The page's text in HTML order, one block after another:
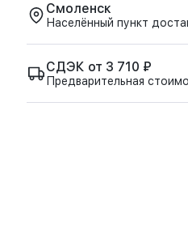
Смоленск
Населённый пункт
СДЭК от 3 710 ₽
Предварительная